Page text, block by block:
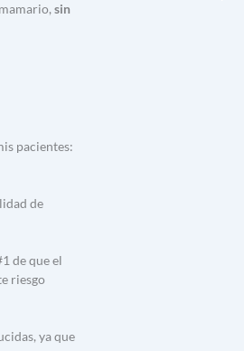
sin
pacientes:
de
de que el
riesgo
ya que